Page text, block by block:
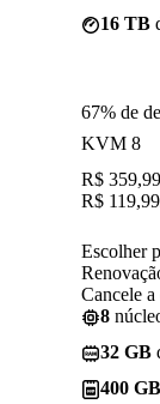
16 TB
67% de
KVM 8
R$ 359,99
R$ 119,99
Escolher
Cancele
8
32 GB
400 GB